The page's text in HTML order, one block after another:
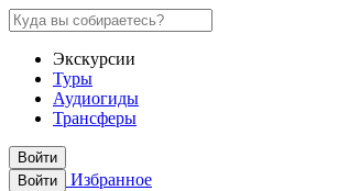
Экскурсии
Туры
Аудиогиды
Трансферы
Войти
Войти
Избранное